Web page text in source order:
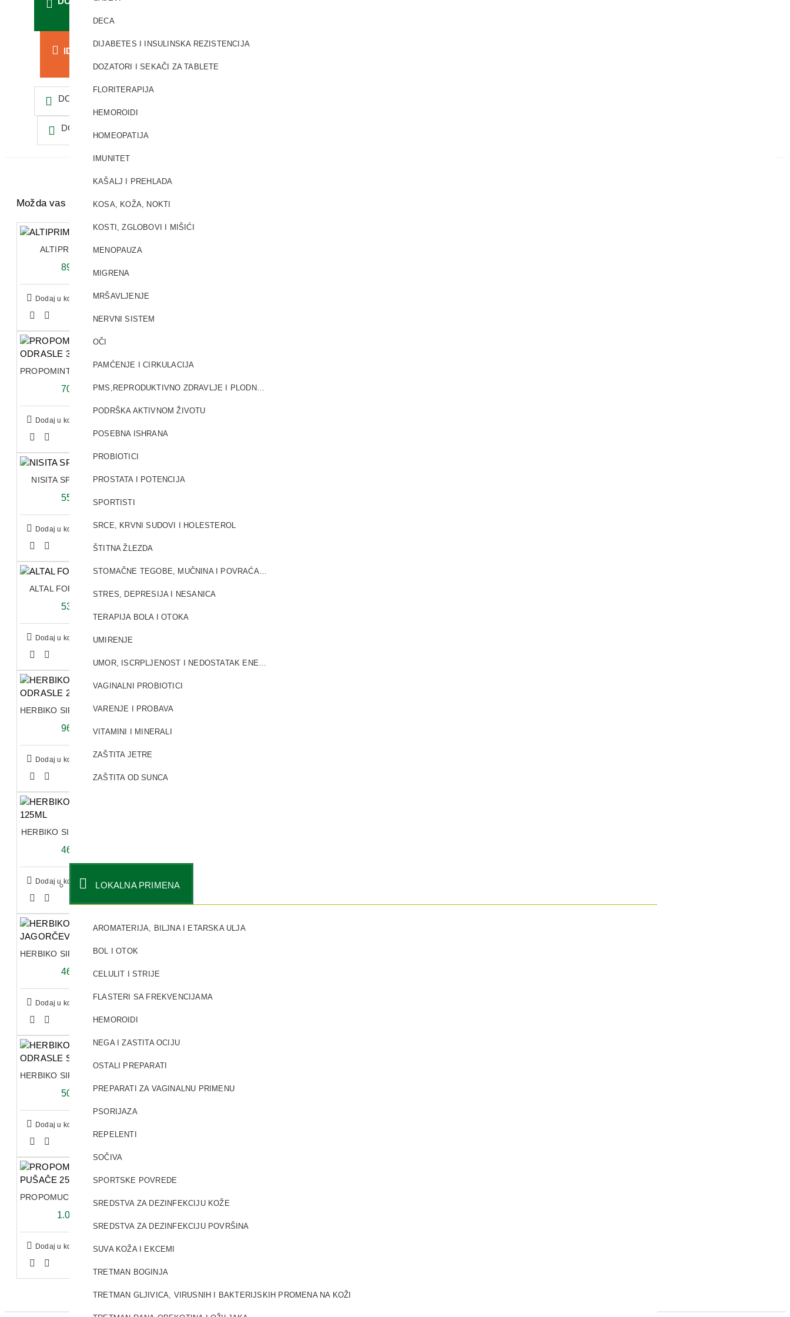
DECA
DIJABETES I INSULINSKA REZISTENCIJA
DOZATORI I SEKAČI ZA TABLETE
FLORITERAPIJA
HEMOROIDI
HOMEOPATIJA
IMUNITET
KAŠALJ I PREHLADA
KOSA, KOŽA, NOKTI
KOSTI, ZGLOBOVI I MIŠIĆI
MENOPAUZA
MIGRENA
MRŠAVLJENJE
NERVNI SISTEM
OČI
PAMĆENJE I CIRKULACIJA
PMS,REPRODUKTIVNO ZDRAVLJE I PLODNOST
PODRŠKA AKTIVNOM ŽIVOTU
POSEBNA ISHRANA
PROBIOTICI
PROSTATA I POTENCIJA
SPORTISTI
SRCE, KRVNI SUDOVI I HOLESTEROL
ŠTITNA ŽLEZDA
STOMAČNE TEGOBE, MUČNINA I POVRAĆANJE
STRES, DEPRESIJA I NESANICA
TERAPIJA BOLA I OTOKA
UMIRENJE
UMOR, ISCRPLJENOST I NEDOSTATAK ENERGIJE
VAGINALNI PROBIOTICI
VARENJE I PROBAVA
VITAMINI I MINERALI
ZAŠTITA JETRE
ZAŠTITA OD SUNCA
LOKALNA PRIMENA
AROMATERIJA, BILJNA I ETARSKA ULJA
BOL I OTOK
CELULIT I STRIJE
FLASTERI SA FREKVENCIJAMA
HEMOROIDI
NEGA I ZASTITA OCIJU
OSTALI PREPARATI
PREPARATI ZA VAGINALNU PRIMENU
PSORIJAZA
REPELENTI
SOČIVA
SPORTSKE POVREDE
SREDSTVA ZA DEZINFEKCIJU KOŽE
SREDSTVA ZA DEZINFEKCIJU POVRŠINA
SUVA KOŽA I EKCEMI
TRETMAN BOGINJA
TRETMAN GLJIVICA, VIRUSNIH I BAKTERIJSKIH PROMENA NA KOŽI
IDI NA KASU
DODAJ U LISTU ŽELJA
DODAJ ZA POREĐENJE
Možda vas zanima i ovo...
ALTIPRIM SIRUP 200ML
897,00 RSD
Dodaj u korpu
703,80 RSD
Dodaj u korpu
NISITA SPREJ ZA NOS 20ML
552,00 RSD
Dodaj u korpu
ALTAL FORTE ORIBLETE A30
538,20 RSD
Dodaj u korpu
HERBIKO SIRUP ZA ODRASLE 250ML
966,00 RSD
Dodaj u korpu
HERBIKO SIRUP BOKVICA 125ML
469,20 RSD
Dodaj u korpu
469,20 RSD
Dodaj u korpu
509,61 RSD
Dodaj u korpu
1.035,00 RSD
Dodaj u korpu